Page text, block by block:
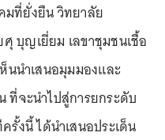
ที่ยั่งยืน วิทยาลัย
บุญเยี่ยม เลขาชุมชนเชื้อ
นนำเสนอมุมมองและ
จะนำไปสู่การยกระดับ
งนี้ ได้นำเสนอประเด็น